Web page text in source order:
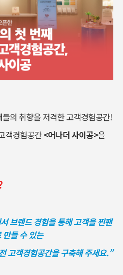
의 취향을 저격한 고객경험공간!
객경험공간 <어나더 사이공>을
브랜드 경험을 통해 고객을 찐팬
만들 수 있는
고객경험공간을 구축해 주세요.”